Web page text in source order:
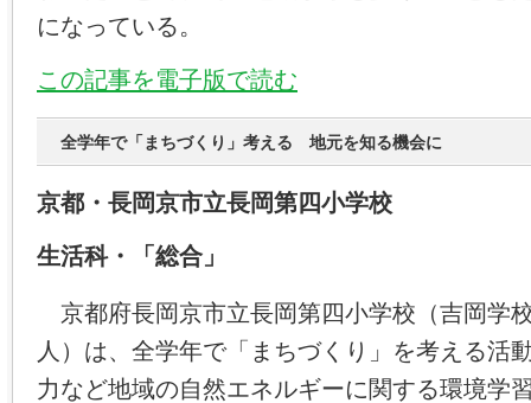
になっている。
この記事を電子版で読む
全学年で「まちづくり」考える 地元を知る機会に
京都・長岡京市立長岡第四小学校
生活科・「総合」
京都府長岡京市立長岡第四小学校（吉岡学
人）は、全学年で「まちづくり」を考える活
力など地域の自然エネルギーに関する環境学